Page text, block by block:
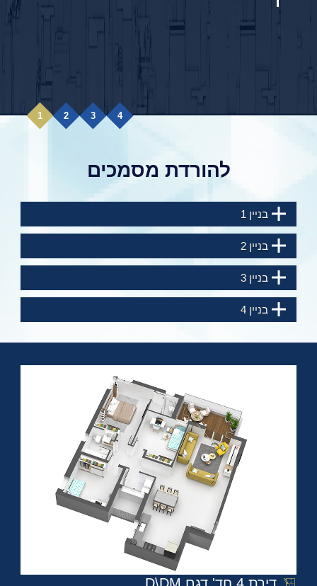
מודגש כי אין התחייבות כלשהי מטעם החברה להבטיח דירה
זו או אחרת. הנ"ל בכפוף למלאי הדירות הפנויות ולמיקום
1 2 3 4
להורדת מסמכים
בניין 1
בניין 2
בניין 3
בניין 4